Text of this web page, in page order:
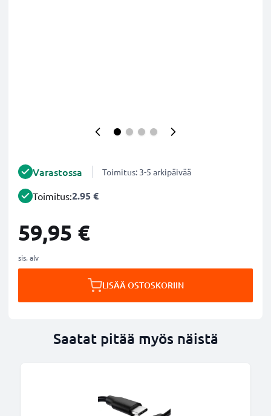
Varastossa Toimitus: 3-5 arkipäivää
Toimitus:2.95 €
59,95 €
sis. alv
LISÄÄ OSTOSKORIIN
Saatat pitää myös näistä